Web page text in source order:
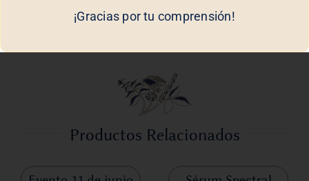
completa y natural es perfecta para disfrutar del sol
Productos Relacionados
¡Gracias por tu comprensión!